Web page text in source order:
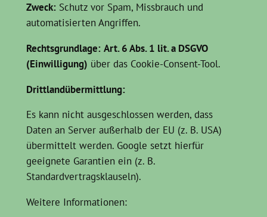
Zweck:Schutz vor Spam, Missbrauch und
automatisierten Angriffen.
Rechtsgrundlage: Art. 6 Abs. 1 lit. a DSGVO
(Einwilligung) über das Cookie-Consent-Tool.
Drittlandübermittlung:
Es kann nicht ausgeschlossen werden, dass
Daten an Server außerhalb der EU (z. B. USA)
übermittelt werden. Google setzt hierfür
geeignete Garantien ein (z. B.
Standardvertragsklauseln).
Weitere Informationen: